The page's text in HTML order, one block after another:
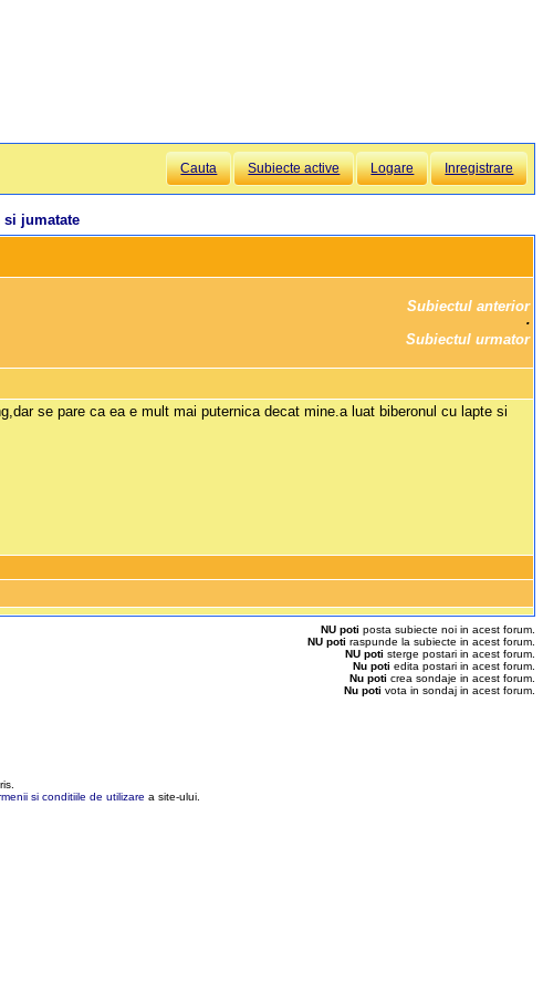
Cauta Subiecte active Logare Inregistrare
si jumatate
Subiectul anterior
Subiectul urmator
se pare ca ea e mult mai puternica decat mine.a luat biberonul cu lapte si
NU potiposta subiecte noi in acest forum.
NU potiraspunde la subiecte in acest forum.
NU potisterge postari in acest forum.
Nu potiedita postari in acest forum.
Nu poticrea sondaje in acest forum.
Nu potivota in sondaj in acest forum.
si conditiile de utilizare a site-ului.